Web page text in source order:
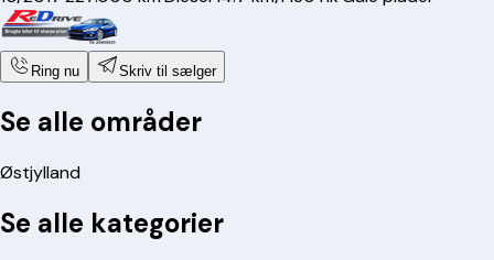
Ring nu Skriv til sælger
Se alle områder
Østjylland
Se alle kategorier